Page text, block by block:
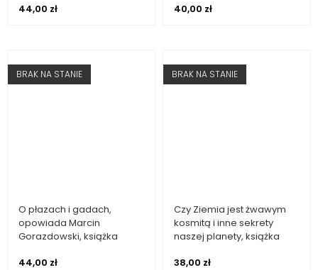
44,00 zł
40,00 zł
BRAK NA STANIE
Dowiedz się więcej
O płazach i gadach,
opowiada Marcin
Gorazdowski, książka
44,00 zł
BRAK NA STANIE
Dowiedz się więcej
Czy Ziemia jest żwawym
kosmitą i inne sekrety
naszej planety, książka
38,00 zł